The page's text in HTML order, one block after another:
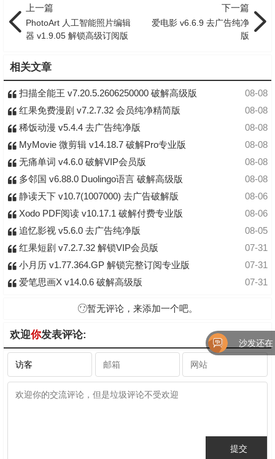
上一篇
PhotoArt 人工智能照片编辑
器 v1.9.05 解锁高级订阅版
下一篇
爱电影 v6.6.9 去广告纯净
版
相关文章
08-08
扫描全能王 v7.20.5.2606250000 破解高级版
08-08
红果免费漫剧 v7.2.7.32 会员纯净精简版
08-08
稀饭动漫 v5.4.4 去广告纯净版
08-08
MyMovie 微剪辑 v14.18.7 破解Pro专业版
08-08
无痛单词 v4.6.0 破解VIP会员版
08-08
多邻国 v6.88.0 Duolingo语言 破解高级版
08-06
静读天下 v10.7(1007000) 去广告破解版
08-06
Xodo PDF阅读 v10.17.1 破解付费专业版
08-05
追忆影视 v5.6.0 去广告纯净版
07-31
红果短剧 v7.2.7.32 解锁VIP会员版
07-31
小月历 v1.77.364.GP 解锁完整订阅专业版
07-31
爱笔思画X v14.0.6 破解高级版
暂无评论，来添加一个吧。
欢迎你发表评论:
沙发还在